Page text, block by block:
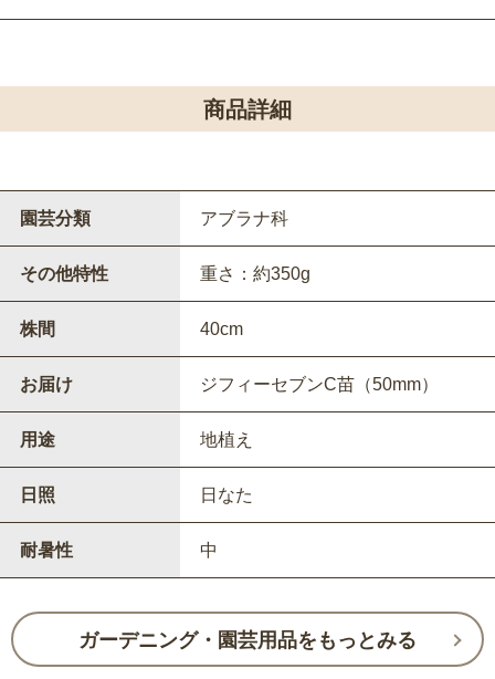
商品詳細
園芸分類 アブラナ科
その他特性 重さ：約350g
株間 40cm
お届け ジフィーセブンC苗（50mm）
用途 地植え
日照 日なた
耐暑性 中
ガーデニング・園芸用品をもっとみる